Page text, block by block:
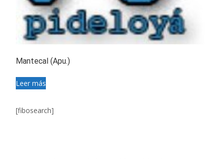
Mantecal (Apu.)
Leer más
[fibosearch]